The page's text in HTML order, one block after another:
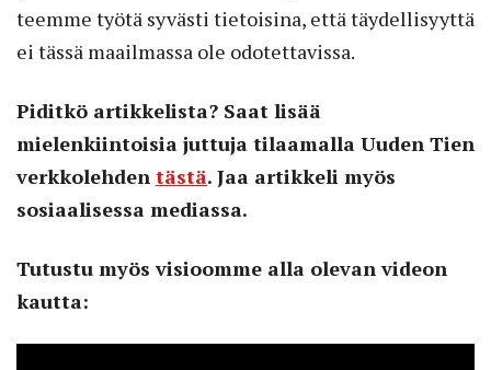
teemme työtä syvästi tietoisina, että täydellisyyttä
ei tässä maailmassa ole odotettavissa.
Piditkö artikkelista? Saat lisää
mielenkiintoisia juttuja tilaamalla Uuden Tien
verkkolehden tästä. Jaa artikkeli myös
sosiaalisessa mediassa.
Tutustu myös visioomme alla olevan videon
kautta: